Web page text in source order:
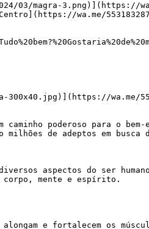
3.png)](https://wa.me/
wa.me/
de adeptos em busca
corpo, mente e espírito.
e fortalecem os